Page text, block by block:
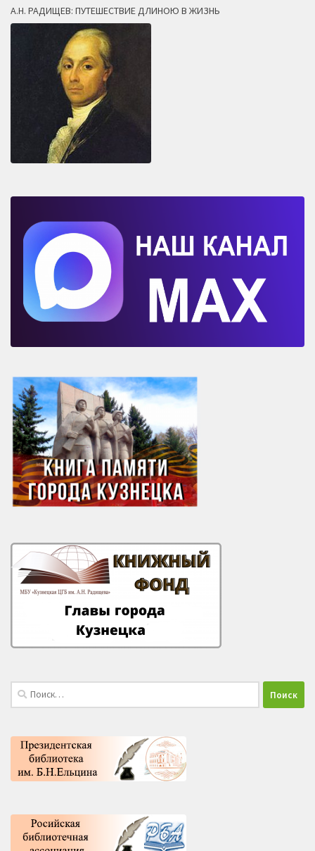
А.Н. РАДИЩЕВ: ПУТЕШЕСТВИЕ ДЛИНОЮ В ЖИЗНЬ
Найти: